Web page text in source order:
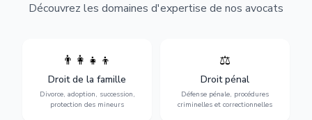
Découvrez les domaines d'expertise de nos avocats
👨‍👩‍👧‍👦
Droit de la famille
Divorce, adoption, succession,
protection des mineurs
Divorce, garde d'enfants,
adoption, succession et
protection des personnes
vulnérables.
⚖️
Droit pénal
Défense pénale, procédures
criminelles et correctionnelles
Expertise en matière pénale,
vue jusqu'au procès, pour
toute affaire correctionnelle
ou criminelle.